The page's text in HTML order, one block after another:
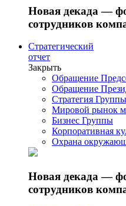
Новая декада —
сотрудников
Стратегический
отчет
Закрыть
Обращение
Обращение
Стратегия Группы
Мировой рынок
Бизнес Группы
Корпоративная
Охрана
Новая декада —
сотрудников